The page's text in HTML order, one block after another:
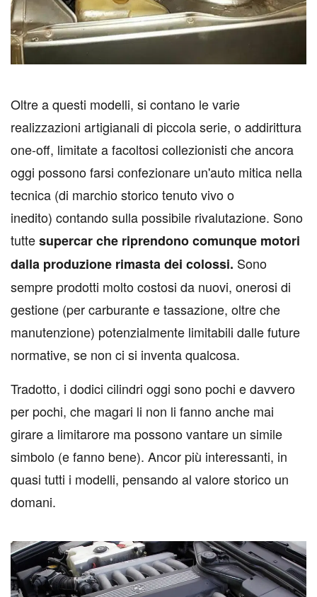
Oltre a questi modelli, si contano le varie
realizzazioni artigianali di piccola serie, o addirittura
one-off, limitate a facoltosi collezionisti che ancora
oggi possono farsi confezionare un'auto mitica nella
tecnica (di marchio storico tenuto vivo o
inedito) contando sulla possibile rivalutazione. Sono
tuttesupercar che riprendono comunque motori
dalla produzione rimasta dei colossi. Sono
sempre prodotti molto costosi da nuovi, onerosi di
gestione (per carburante e tassazione, oltre che
manutenzione) potenzialmente limitabili dalle future
normative, se non ci si inventa qualcosa.
Tradotto, i dodici cilindri oggi sono pochi e davvero
per pochi, che magari li non li fanno anche mai
girare a limitarore ma possono vantare un simile
simbolo (e fanno bene). Ancor più interessanti, in
quasi tutti i modelli, pensando al valore storico un
domani.